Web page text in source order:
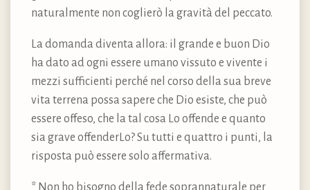
naturalmente non coglierò la gravità del peccato.
La domanda diventa allora: il grande e buon Dio
ha dato ad ogni essere umano vissuto e vivente i
mezzi sufficienti perché nel corso della sua breve
vita terrena possa sapere che Dio esiste, che può
essere offeso, che la tal cosa Lo offende e quanto
sia grave offenderLo? Su tutti e quattro i punti, la
risposta può essere solo affermativa.
* Non ho bisogno della fede soprannaturale per